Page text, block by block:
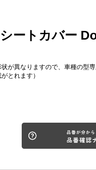
ートカバー
異なりますので、車種の型
とれます）